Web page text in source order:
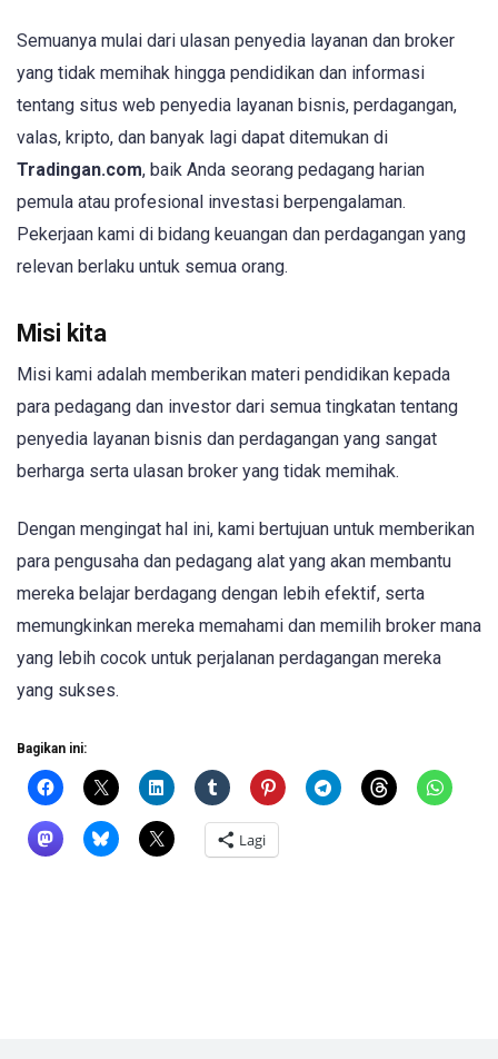
Semuanya mulai dari ulasan penyedia layanan dan broker
yang tidak memihak hingga pendidikan dan informasi
tentang situs web penyedia layanan bisnis, perdagangan,
valas, kripto, dan banyak lagi dapat ditemukan di
Tradingan.com, baik Anda seorang pedagang harian
pemula atau profesional investasi berpengalaman.
Pekerjaan kami di bidang keuangan dan perdagangan yang
relevan berlaku untuk semua orang.
Misi kita
Misi kami adalah memberikan materi pendidikan kepada
para pedagang dan investor dari semua tingkatan tentang
penyedia layanan bisnis dan perdagangan yang sangat
berharga serta ulasan broker yang tidak memihak.
Dengan mengingat hal ini, kami bertujuan untuk memberikan
para pengusaha dan pedagang alat yang akan membantu
mereka belajar berdagang dengan lebih efektif, serta
memungkinkan mereka memahami dan memilih broker mana
yang lebih cocok untuk perjalanan perdagangan mereka
yang sukses.
Bagikan ini:
Lagi